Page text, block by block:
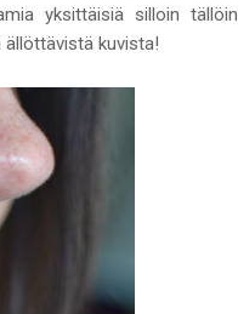
yksittäisiä silloin tällöin
kuvista!